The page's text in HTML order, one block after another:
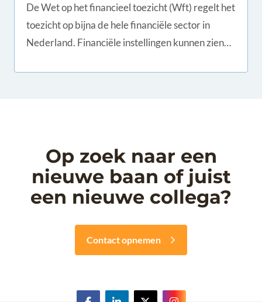
De Wet op het financieel toezicht (Wft) regelt het
toezicht op bijna de hele financiële sector in
Nederland. Financiële instellingen kunnen zien
Op zoek naar een
nieuwe baan of juist
een nieuwe collega?
Contact opnemen